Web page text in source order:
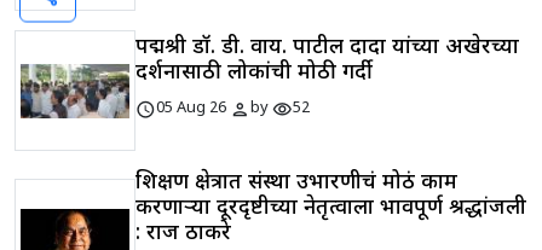
पद्मश्री डॉ. डी. वाय. पाटील दादा यांच्या अखेरच्या
दर्शनासाठी लोकांची मोठी गर्दी
schedule05 Aug 26 personbyvisibility52
शिक्षण क्षेत्रात संस्था उभारणीचं मोठं काम
करणाऱ्या दूरदृष्टीच्या नेतृत्वाला भावपूर्ण श्रद्धांजली
: राज ठाकरे